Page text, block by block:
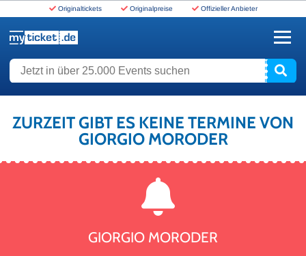
Originaltickets Originalpreise Offizieller Anbieter
Jetzt in über 25.000 Events suchen
ZURZEIT GIBT ES KEINE TERMINE VON
GIORGIO MORODER
GIORGIO MORODER